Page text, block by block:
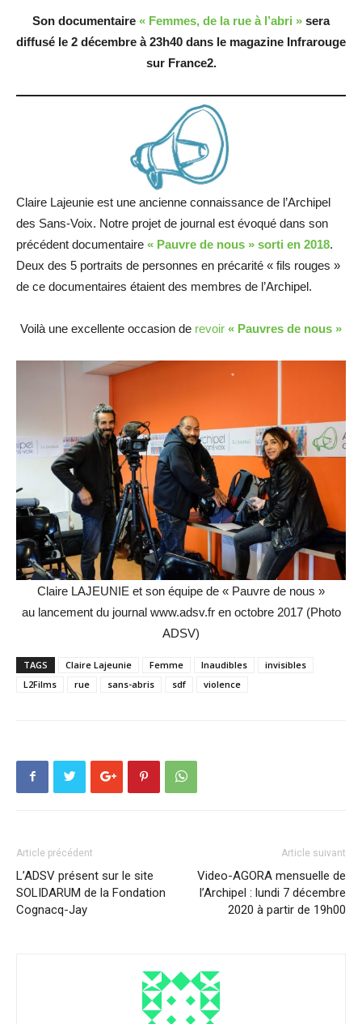
Son documentaire « Femmes, de la rue à l’abri » sera
diffusé le 2 décembre à 23h40 dans le magazine Infrarouge
sur France2.
Claire Lajeunie est une ancienne connaissance de l’Archipel
des Sans-Voix. Notre projet de journal est évoqué dans son
précédent documentaire « Pauvre de nous » sorti en 2018.
Deux des 5 portraits de personnes en précarité « fils rouges »
de ce documentaires étaient des membres de l’Archipel.
Voilà une excellente occasion de revoir « Pauvres de nous »
Claire LAJEUNIE et son équipe de « Pauvre de nous »
au lancement du journal www.adsv.fr en octobre 2017 (Photo
ADSV)
TAGS Claire Lajeunie Femme Inaudibles
invisibles
L2Films
rue sans-abris sdf violence
Article précédent
L’ADSV présent sur le site
SOLIDARUM de la Fondation
Cognacq-Jay
Article suivant
Video-AGORA mensuelle de
l’Archipel : lundi 7 décembre
2020 à partir de 19h00